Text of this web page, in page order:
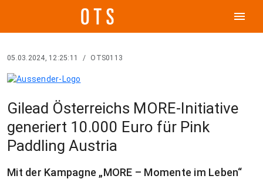
menu
05.03.2024, 12:25:11 / OTS0113
Gilead Österreichs MORE-Initiative
generiert 10.000 Euro für Pink
Paddling Austria
Mit der Kampagne „MORE – Momente im Leben“